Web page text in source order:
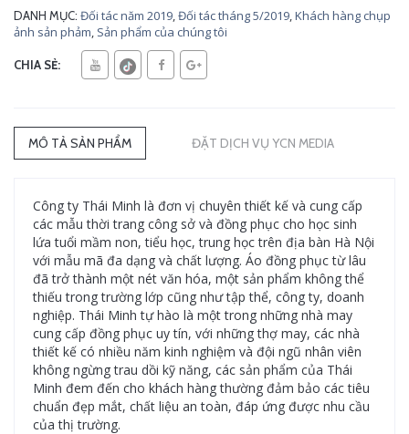
DANH MỤC: Đối tác năm 2019,Đối tác tháng 5/2019,Khách hàng chụp
ảnh sản phảm, Sản phẩm của chúng tôi
CHIA SẺ:
MÔ TẢ SẢN PHẨM ĐẶT DỊCH VỤ YCN MEDIA
Công ty Thái Minh là đơn vị chuyên thiết kế và cung cấp
các mẫu thời trang công sở và đồng phục cho học sinh
lứa tuổi mầm non, tiểu học, trung học trên địa bàn Hà Nội
với mẫu mã đa dạng và chất lượng. Áo đồng phục từ lâu
đã trở thành một nét văn hóa, một sản phẩm không thể
thiếu trong trường lớp cũng như tập thể, công ty, doanh
nghiệp. Thái Minh tự hào là một trong những nhà may
cung cấp đồng phục uy tín, với những thợ may, các nhà
thiết kế có nhiều năm kinh nghiệm và đội ngũ nhân viên
không ngừng trau dồi kỹ năng, các sản phẩm của Thái
Minh đem đến cho khách hàng thường đảm bảo các tiêu
chuẩn đẹp mắt, chất liệu an toàn, đáp ứng được nhu cầu
của thị trường.